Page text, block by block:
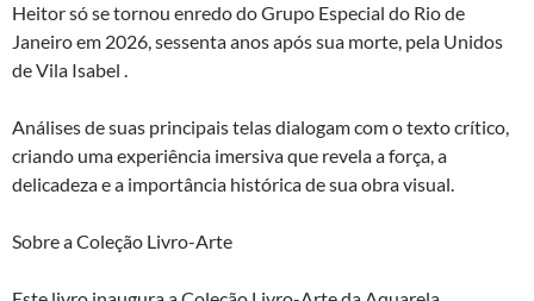
Heitor só se tornou enredo do Grupo Especial do Rio de
Janeiro em 2026, sessenta anos após sua morte, pela Unidos
de Vila Isabel .
Análises de suas principais telas dialogam com o texto crítico,
criando uma experiência imersiva que revela a força, a
delicadeza e a importância histórica de sua obra visual.
Sobre a Coleção Livro-Arte